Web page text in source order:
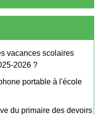
vacances scolaires
2026 ?
portable à l'école
du primaire des devoirs